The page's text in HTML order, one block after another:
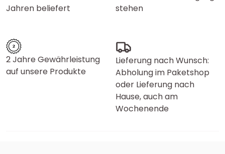
Jahren beliefert
stehen
2 Jahre Gewährleistung
auf unsere Produkte
Lieferung nach Wunsch:
Abholung im Paketshop
oder Lieferung nach
Hause, auch am
Wochenende